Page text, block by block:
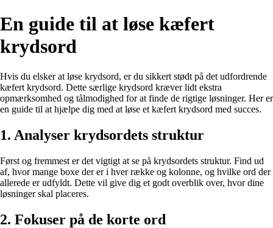
En guide til at løse kæfert
krydsord
Hvis du elsker at løse krydsord, er du sikkert stødt på det udfordrende
kæfert krydsord. Dette særlige krydsord kræver lidt ekstra
opmærksomhed og tålmodighed for at finde de rigtige løsninger. Her er
en guide til at hjælpe dig med at løse et kæfert krydsord med succes.
1. Analyser krydsordets struktur
Først og fremmest er det vigtigt at se på krydsordets struktur. Find ud
af, hvor mange boxe der er i hver række og kolonne, og hvilke ord der
allerede er udfyldt. Dette vil give dig et godt overblik over, hvor dine
løsninger skal placeres.
2. Fokuser på de korte ord